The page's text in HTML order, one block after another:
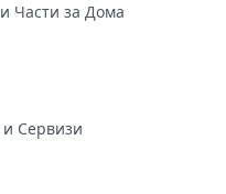
Части за Дома
Сервизи